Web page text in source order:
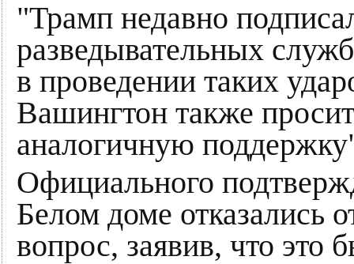
"Трамп недавно
разведывательных
в проведении таких
Вашингтон также
аналогичную
Официального
Белом доме отказались
вопрос, заявив, что это